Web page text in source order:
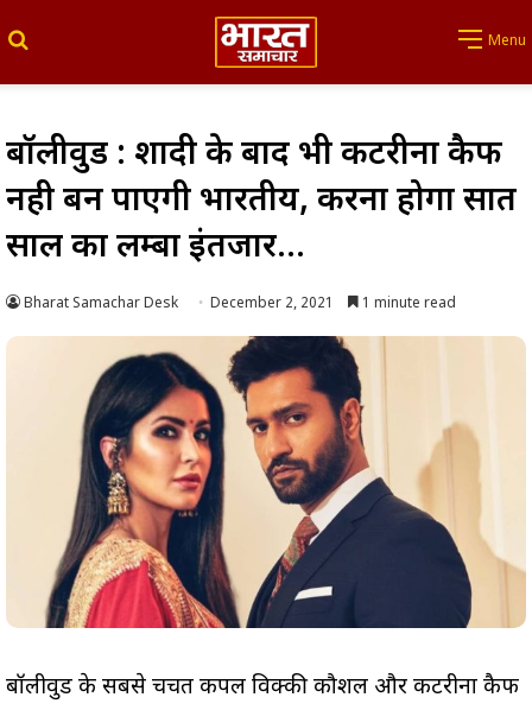
Menu
बॉलीवुड : शादी के बाद भी कटरीना कैफ
नही बन पाएंगी भारतीय, करना होगा सात
साल का लम्बा इंतजार…
Bharat Samachar Desk December 2, 2021 1 minute read
बॉलीवुड के सबसे चर्चित कपल विक्की कौशल और कटरीना कैफ